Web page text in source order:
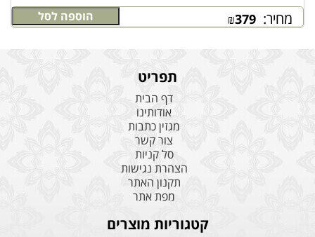
מחיר: ₪379 הוספה לסל
תפריט
דף הבית
אודותינו
מגזין כתבות
צור קשר
סל קניות
הצהרת נגישות
תקנון האתר
מפת אתר
קטגוריות מוצרים